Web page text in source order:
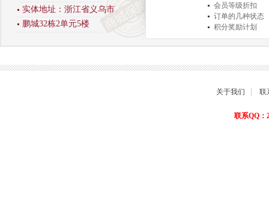
实体地址：浙江省义乌市
鹏城32栋2单元5楼
会员等级折扣
订单的几种状态
积分奖励计划
商品退货保障
关于我们 联
联系QQ：